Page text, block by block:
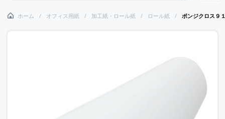
ホーム オフィス用紙 加工紙・ロール紙 ロール紙 ポンジクロス９